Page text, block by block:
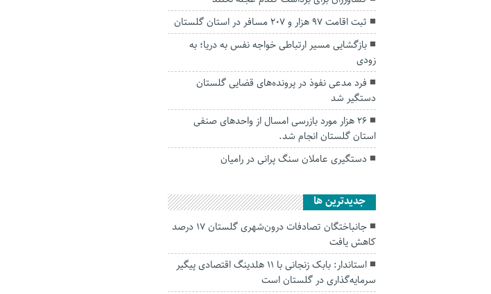
ثبت اقامت ۹۷ هزار و ۲۰۷ مسافر در استان گلستان
بازگشایی مسیر ارتباطی خواجه نفس به دریا؛ به
زودی
فرد مدعی نفوذ در پرونده‌های قضایی گلستان
دستگیر شد
۲۶ هزار مورد بازرسی امسال از واحدهای صنفی
استان گلستان انجام شد.
دستگیری عاملان سنگ پرانی در رامیان
جديدترين ها
جانباختگان تصادفات درون‌شهری گلستان ۱۷ درصد
کاهش یافت
استاندار: بابک زنجانی با ۱۱ هلدینگ اقتصادی پیگیر
سرمایه‌گذاری در گلستان است